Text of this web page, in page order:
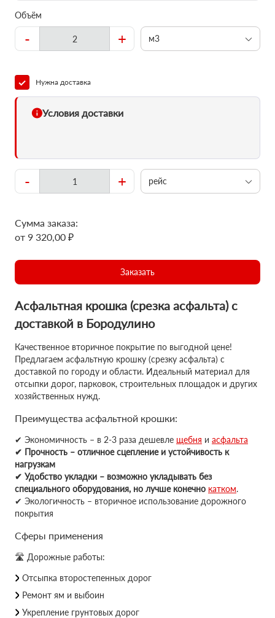
Объём
- + м3
Нужна доставка
Условия доставки
- + рейс
Сумма заказа:
от 9 320,00 ₽
Заказать
Асфальтная крошка (срезка асфальта) с
доставкой в Бородулино
Качественное вторичное покрытие по выгодной цене!
Предлагаем асфальтную крошку (срезку асфальта) с
доставкой по городу и области. Идеальный материал для
отсыпки дорог, парковок, строительных площадок и других
хозяйственных нужд.
Преимущества асфальтной крошки:
✔ Экономичность – в 2-3 раза дешевле щебня и асфальта
✔ Прочность – отличное сцепление и устойчивость к
нагрузкам
✔ Удобство укладки – возможно укладывать без
специального оборудования, но лучше конечно катком.
✔ Экологичность – вторичное использование дорожного
покрытия
Сферы применения
🛣 Дорожные работы:
Отсыпка второстепенных дорог
Ремонт ям и выбоин
Укрепление грунтовых дорог